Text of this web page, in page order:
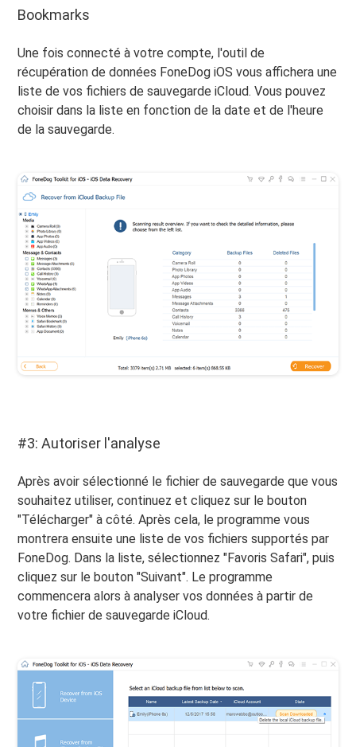
Bookmarks
Une fois connecté à votre compte, l'outil de
récupération de données FoneDog iOS vous affichera une
liste de vos fichiers de sauvegarde iCloud. Vous pouvez
choisir dans la liste en fonction de la date et de l'heure
de la sauvegarde.
#3: Autoriser l'analyse
Après avoir sélectionné le fichier de sauvegarde que vous
souhaitez utiliser, continuez et cliquez sur le bouton
"Télécharger" à côté. Après cela, le programme vous
montrera ensuite une liste de vos fichiers supportés par
FoneDog. Dans la liste, sélectionnez "Favoris Safari", puis
cliquez sur le bouton "Suivant". Le programme
commencera alors à analyser vos données à partir de
votre fichier de sauvegarde iCloud.